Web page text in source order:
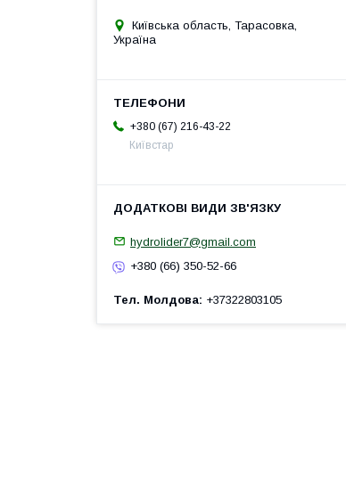
Київська область, Тарасовка,
Україна
+380 (67) 216-43-22
Київстар
hydrolider7@gmail.com
+380 (66) 350-52-66
Тел. Молдова +37322803105